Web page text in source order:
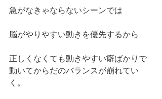
急がなきゃならないシーンでは
脳がやりやすい動きを優先するから
正しくなくても動きやすい癖ばかりで
動いてからだのバランスが崩れてい
く。